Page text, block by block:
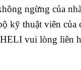
ngừng của
kỹ thuật viên
vui lòng